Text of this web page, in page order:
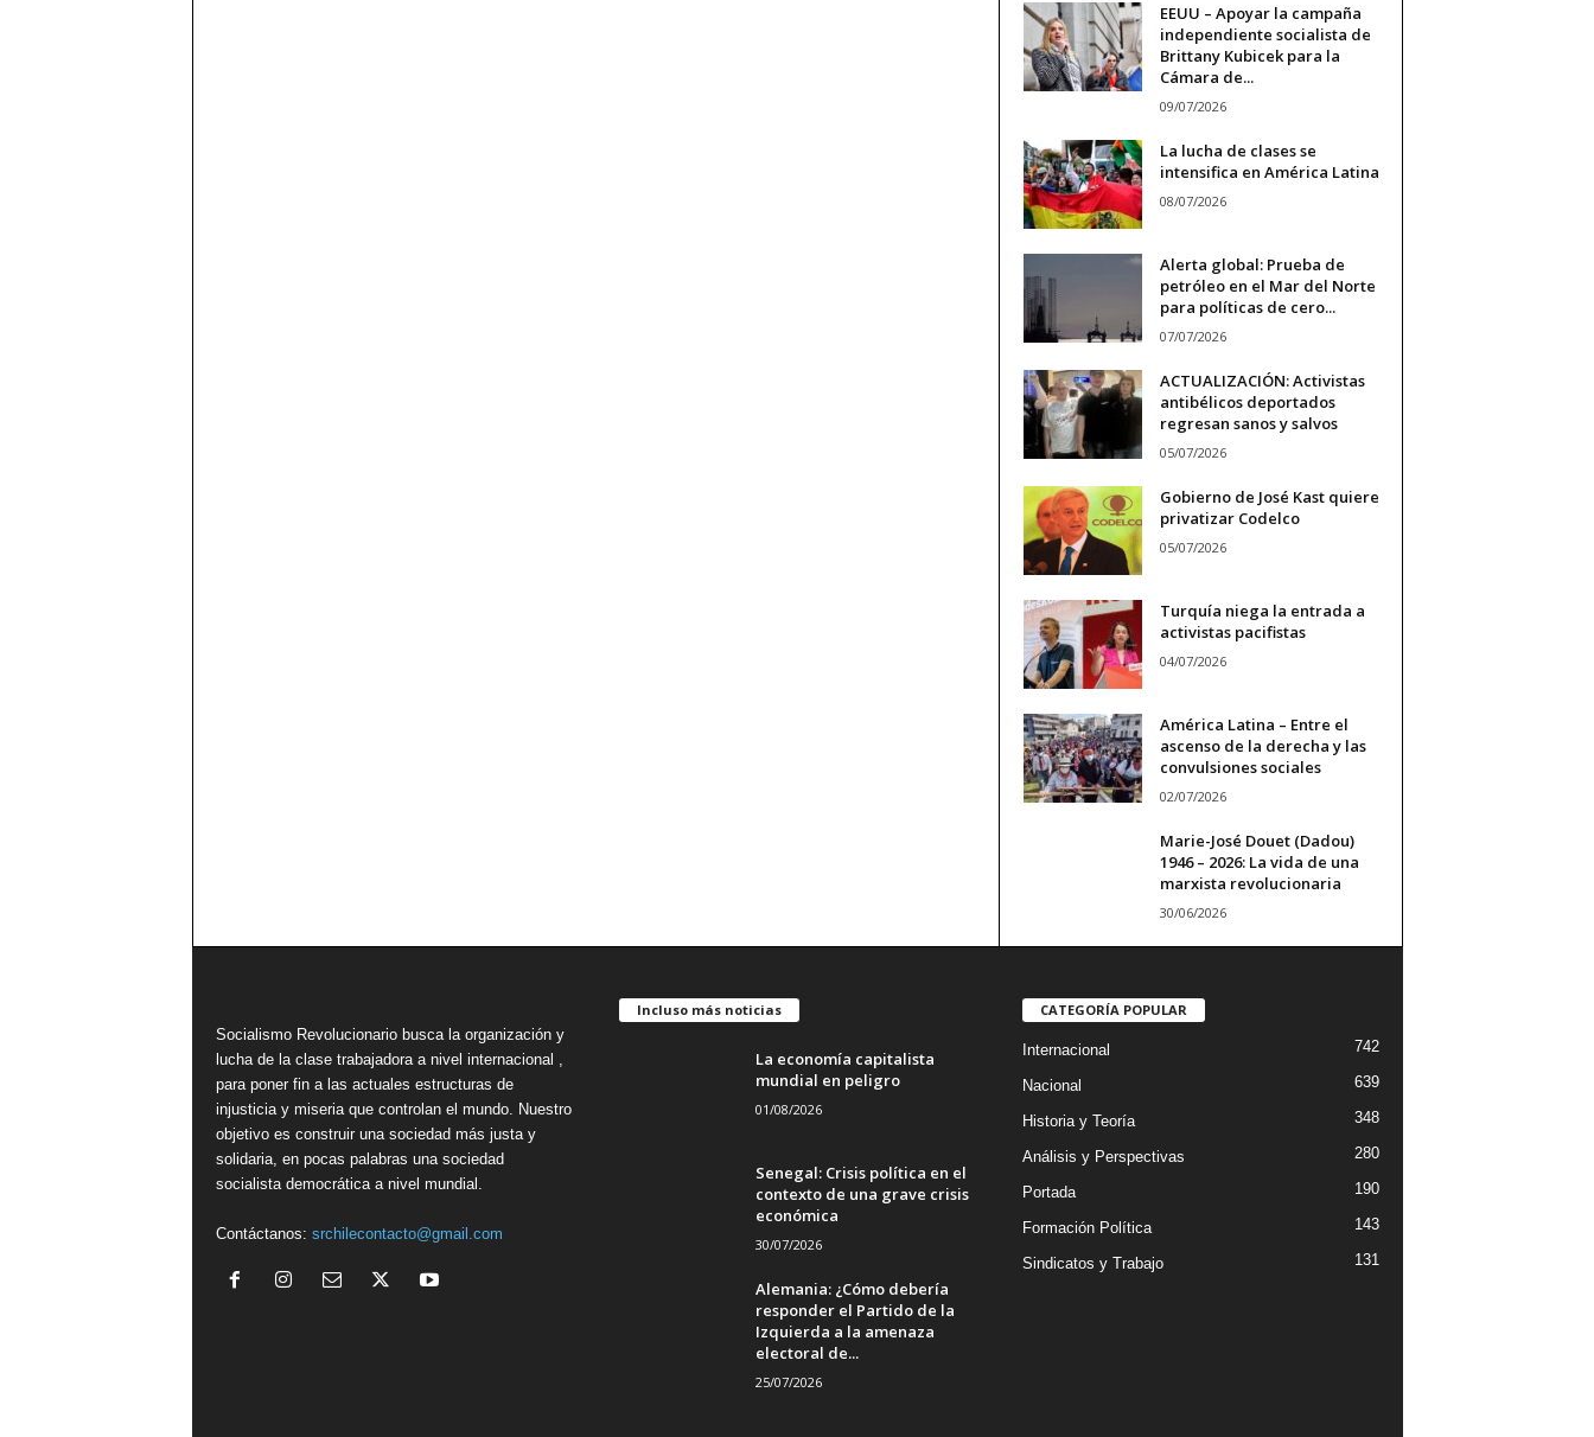
EEUU – Apoyar la campaña
independiente socialista de
Brittany Kubicek para la
Cámara de...
09/07/2026
La lucha de clases se
intensifica en América Latina
08/07/2026
Alerta global: Prueba de
petróleo en el Mar del Norte
para políticas de cero...
07/07/2026
ACTUALIZACIÓN: Activistas
antibélicos deportados
regresan sanos y salvos
05/07/2026
Gobierno de José Kast quiere
privatizar Codelco
05/07/2026
Turquía niega la entrada a
activistas pacifistas
04/07/2026
América Latina – Entre el
ascenso de la derecha y las
convulsiones sociales
02/07/2026
Marie-José Douet (Dadou)
1946 – 2026: La vida de una
marxista revolucionaria
30/06/2026
Socialismo Revolucionario busca la organización y
lucha de la clase trabajadora a nivel internacional ,
para poner fin a las actuales estructuras de
injusticia y miseria que controlan el mundo. Nuestro
objetivo es construir una sociedad más justa y
solidaria, en pocas palabras una sociedad
socialista democrática a nivel mundial.
Contáctanos: srchilecontacto@gmail.com
Incluso más noticias
La economía capitalista
mundial en peligro
01/08/2026
Senegal: Crisis política en el
contexto de una grave crisis
económica
30/07/2026
Alemania: ¿Cómo debería
responder el Partido de la
Izquierda a la amenaza
electoral de...
25/07/2026
CATEGORÍA POPULAR
Internacional 742
Nacional 639
Historia y Teoría 348
Análisis y Perspectivas 280
Portada 190
Formación Política 143
Sindicatos y Trabajo 131